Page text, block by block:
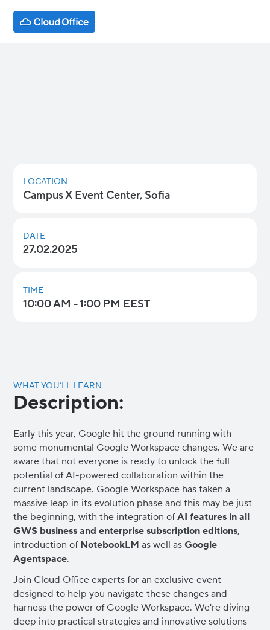
LOCATION
Campus X Event Center, Sofia
DATE
27.02.2025
TIME
10:00 AM - 1:00 PM EEST
WHAT YOU’LL LEARN
Description:
Early this year, Google hit the ground running with
some monumental Google Workspace changes. We are
aware that not everyone is ready to unlock the full
potential of AI-powered collaboration within the
current landscape. Google Workspace has taken a
massive leap in its evolution phase and this may be just
the beginning, with the integration ofAI features in all
GWS business and enterprise subscription editions,
introduction of NotebookLMas well asGoogle
Agentspace.
Join Cloud Office experts for an exclusive event
designed to help you navigate these changes and
harness the power of Google Workspace. We're diving
deep into practical strategies and innovative solutions